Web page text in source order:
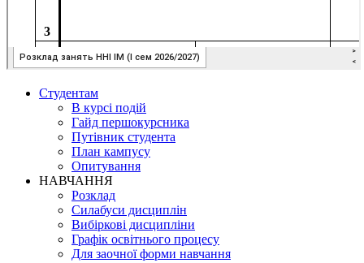
Студентам
В курсі подій
Гайд першокурсника
Путівник студента
План кампусу
Опитування
НАВЧАННЯ
Розклад
Силабуси дисциплін
Вибіркові дисципліни
Графік освітнього процесу
Для заочної форми навчання